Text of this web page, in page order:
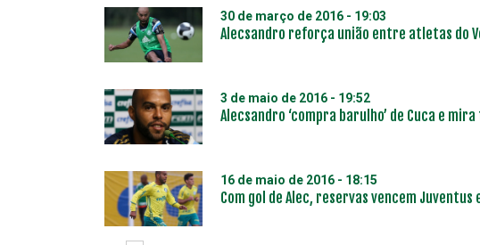
30 de março de 2016 - 19:03
Alecsandro reforça união entre atletas do
3 de maio de 2016 - 19:52
Alecsandro ‘compra barulho’ de Cuca e
16 de maio de 2016 - 18:15
Com gol de Alec, reservas vencem